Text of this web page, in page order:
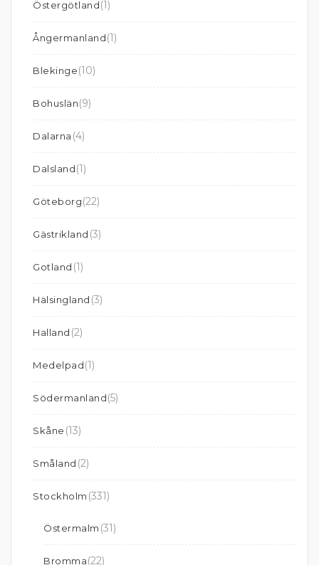
Östergötland(1)
Ångermanland(1)
Blekinge(10)
Bohuslän(9)
Dalarna (4)
Dalsland(1)
Göteborg(22)
Gästrikland (3)
Gotland (1)
Hälsingland (3)
Halland (2)
Medelpad(1)
Södermanland(5)
Skåne (13)
Småland (2)
Stockholm (331)
Östermalm (31)
Bromma(22)